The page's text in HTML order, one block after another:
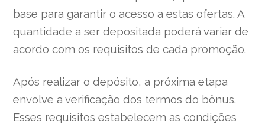
base para garantir o acesso a estas ofertas. A
quantidade a ser depositada poderá variar de
acordo com os requisitos de cada promoção.
Após realizar o depósito, a próxima etapa
envolve a verificação dos termos do bônus.
Esses requisitos estabelecem as condições